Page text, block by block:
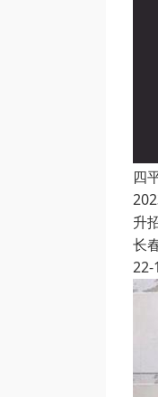
四
升
长
22-